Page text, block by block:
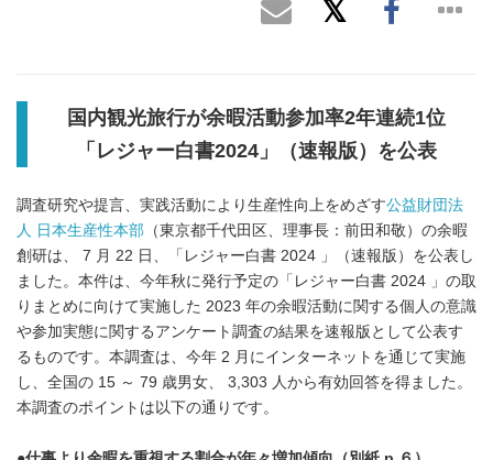
国内観光旅行が余暇活動参加率2年連続1位
「レジャー白書2024 」（速報版）を公表
調査研究や提言、実践活動により生産性向上をめざす公益財団法
人 日本生産性本部 （東京都千代田区、理事長：前田和敬）の余暇
創研は、 7 月 22 日、「レジャー白書 2024 」（速報版）を公表し
ました。本件は、今年秋に発行予定の「レジャー白書 2024 」の取
りまとめに向けて実施した 2023 年の余暇活動に関する個人の意識
や参加実態に関するアンケート調査の結果を速報版として公表す
るものです。本調査は、今年 2 月にインターネットを通じて実施
し、全国の 15 ～ 79 歳男女、 3,303 人から有効回答を得ました。
本調査のポイントは以下の通りです。